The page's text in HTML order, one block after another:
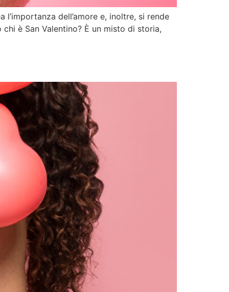
dell’amore e, inoltre, si rende
è San Valentino? È un misto di storia,